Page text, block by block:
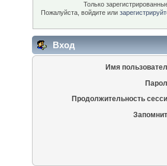
Только
Пожалуйста, войдите или
Вход
Имя
Продолжительность